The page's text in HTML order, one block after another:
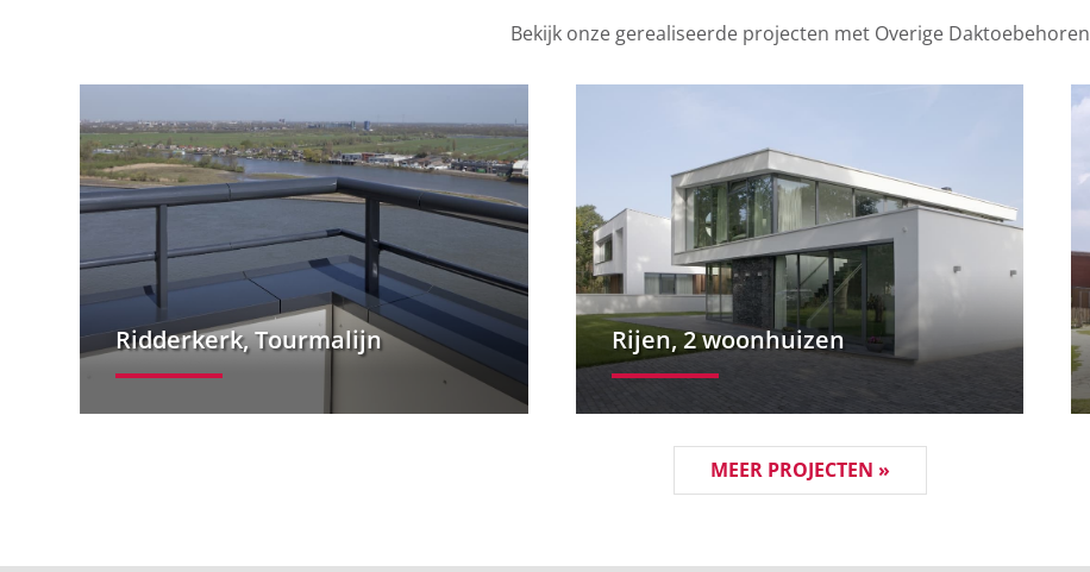
Bekijk onze gerealiseerde projecten met Overige Daktoebehoren
Ridderkerk, Tourmalijn Rijen, 2 woonhuizen
MEER PROJECTEN »